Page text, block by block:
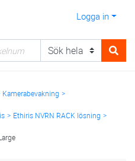
Logga in
Kamerabevakning
Ethiris NVRN RACK lösning